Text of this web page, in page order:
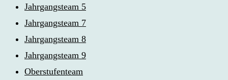
Jahrgangsteam 5
Jahrgangsteam 7
Jahrgangsteam 8
Jahrgangsteam 9
Oberstufenteam